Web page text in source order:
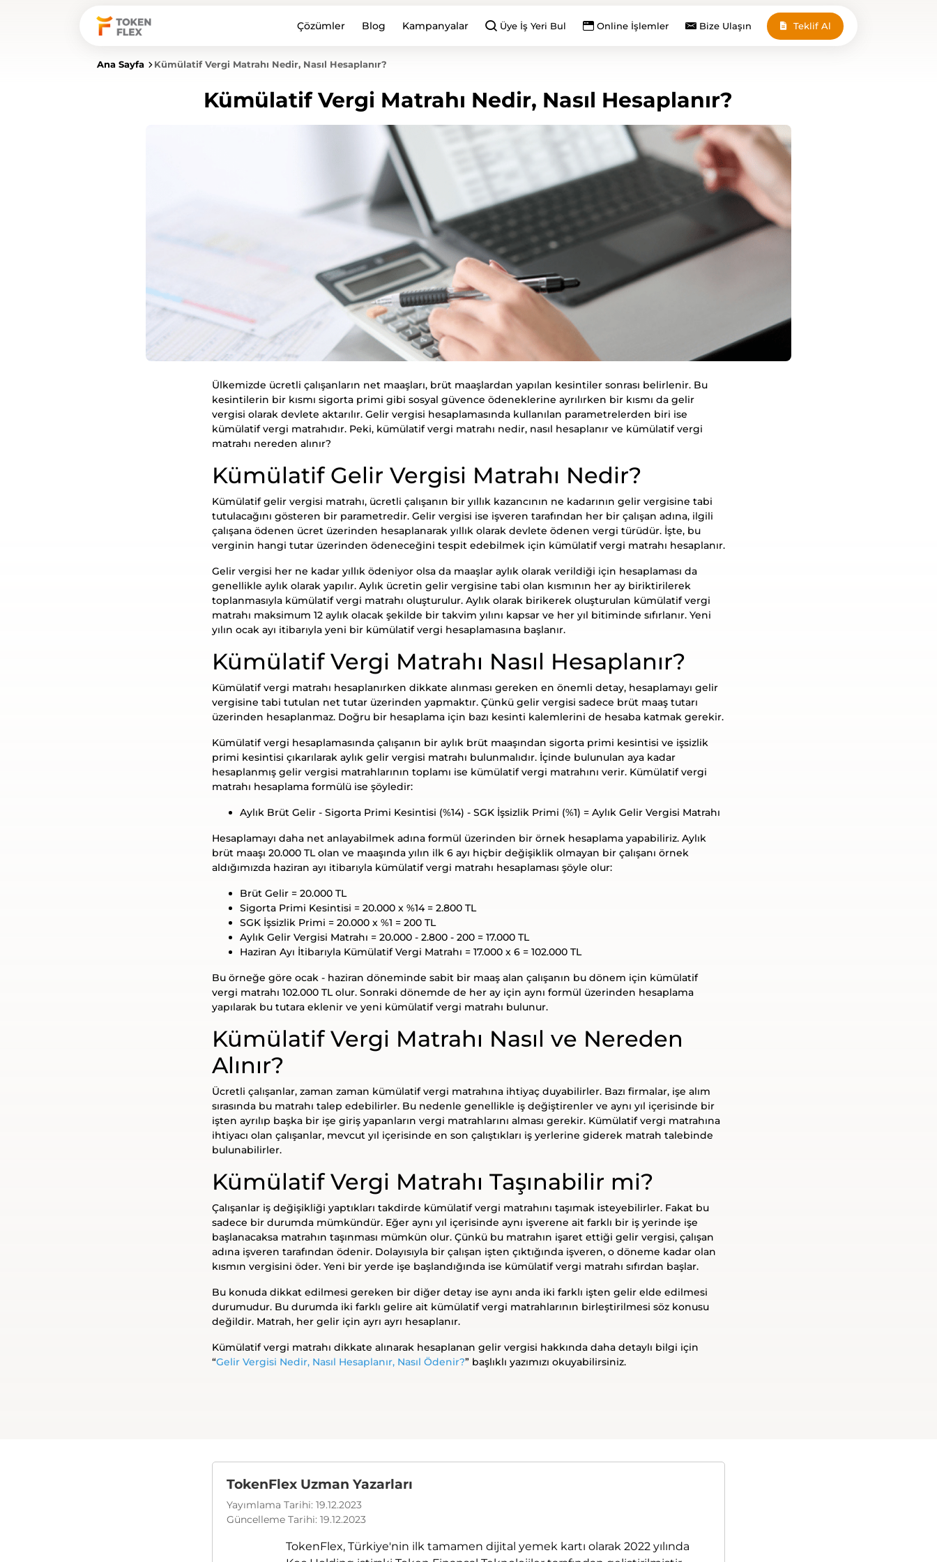
Çözümler Blog Kampanyalar Üye İş Yeri Bul Online İşlemler Bize Ulaşın Teklif Al
Ana Sayfa Kümülatif Vergi Matrahı Nedir, Nasıl Hesaplanır?
Kümülatif Vergi Matrahı Nedir, Nasıl Hesaplanır?
Ülkemizde ücretli çalışanların net maaşları, brüt maaşlardan yapılan kesintiler sonrası belirlenir. Bu
kesintilerin bir kısmı sigorta primi gibi sosyal güvence ödeneklerine ayrılırken bir kısmı da gelir
vergisi olarak devlete aktarılır. Gelir vergisi hesaplamasında kullanılan parametrelerden biri ise
kümülatif vergi matrahıdır. Peki, kümülatif vergi matrahı nedir, nasıl hesaplanır ve kümülatif vergi
matrahı nereden alınır?
Kümülatif Gelir Vergisi Matrahı Nedir?
Kümülatif gelir vergisi matrahı, ücretli çalışanın bir yıllık kazancının ne kadarının gelir vergisine tabi
tutulacağını gösteren bir parametredir. Gelir vergisi ise işveren tarafından her bir çalışan adına, ilgili
çalışana ödenen ücret üzerinden hesaplanarak yıllık olarak devlete ödenen vergi türüdür. İşte, bu
verginin hangi tutar üzerinden ödeneceğini tespit edebilmek için kümülatif vergi matrahı hesaplanır.
Gelir vergisi her ne kadar yıllık ödeniyor olsa da maaşlar aylık olarak verildiği için hesaplaması da
genellikle aylık olarak yapılır. Aylık ücretin gelir vergisine tabi olan kısmının her ay biriktirilerek
toplanmasıyla kümülatif vergi matrahı oluşturulur. Aylık olarak birikerek oluşturulan kümülatif vergi
matrahı maksimum 12 aylık olacak şekilde bir takvim yılını kapsar ve her yıl bitiminde sıfırlanır. Yeni
yılın ocak ayı itibarıyla yeni bir kümülatif vergi hesaplamasına başlanır.
Kümülatif Vergi Matrahı Nasıl Hesaplanır?
Kümülatif vergi matrahı hesaplanırken dikkate alınması gereken en önemli detay, hesaplamayı gelir
vergisine tabi tutulan net tutar üzerinden yapmaktır. Çünkü gelir vergisi sadece brüt maaş tutarı
üzerinden hesaplanmaz. Doğru bir hesaplama için bazı kesinti kalemlerini de hesaba katmak gerekir.
Kümülatif vergi hesaplamasında çalışanın bir aylık brüt maaşından sigorta primi kesintisi ve işsizlik
primi kesintisi çıkarılarak aylık gelir vergisi matrahı bulunmalıdır. İçinde bulunulan aya kadar
hesaplanmış gelir vergisi matrahlarının toplamı ise kümülatif vergi matrahını verir. Kümülatif vergi
matrahı hesaplama formülü ise şöyledir:
Aylık Brüt Gelir - Sigorta Primi Kesintisi (%14) - SGK İşsizlik Primi (%1) = Aylık Gelir Vergisi Matrahı
Hesaplamayı daha net anlayabilmek adına formül üzerinden bir örnek hesaplama yapabiliriz. Aylık
brüt maaşı 20.000 TL olan ve maaşında yılın ilk 6 ayı hiçbir değişiklik olmayan bir çalışanı örnek
aldığımızda haziran ayı itibarıyla kümülatif vergi matrahı hesaplaması şöyle olur:
Brüt Gelir = 20.000 TL
Sigorta Primi Kesintisi = 20.000 x %14 = 2.800 TL
SGK İşsizlik Primi = 20.000 x %1 = 200 TL
Aylık Gelir Vergisi Matrahı = 20.000 - 2.800 - 200 = 17.000 TL
Haziran Ayı İtibarıyla Kümülatif Vergi Matrahı = 17.000 x 6 = 102.000 TL
Bu örneğe göre ocak - haziran döneminde sabit bir maaş alan çalışanın bu dönem için kümülatif
vergi matrahı 102.000 TL olur. Sonraki dönemde de her ay için aynı formül üzerinden hesaplama
yapılarak bu tutara eklenir ve yeni kümülatif vergi matrahı bulunur.
Kümülatif Vergi Matrahı Nasıl ve Nereden
Alınır?
Ücretli çalışanlar, zaman zaman kümülatif vergi matrahına ihtiyaç duyabilirler. Bazı firmalar, işe alım
sırasında bu matrahı talep edebilirler. Bu nedenle genellikle iş değiştirenler ve aynı yıl içerisinde bir
işten ayrılıp başka bir işe giriş yapanların vergi matrahlarını alması gerekir. Kümülatif vergi matrahına
ihtiyacı olan çalışanlar, mevcut yıl içerisinde en son çalıştıkları iş yerlerine giderek matrah talebinde
bulunabilirler.
Kümülatif Vergi Matrahı Taşınabilir mi?
Çalışanlar iş değişikliği yaptıkları takdirde kümülatif vergi matrahını taşımak isteyebilirler. Fakat bu
sadece bir durumda mümkündür. Eğer aynı yıl içerisinde aynı işverene ait farklı bir iş yerinde işe
başlanacaksa matrahın taşınması mümkün olur. Çünkü bu matrahın işaret ettiği gelir vergisi, çalışan
adına işveren tarafından ödenir. Dolayısıyla bir çalışan işten çıktığında işveren, o döneme kadar olan
kısmın vergisini öder. Yeni bir yerde işe başlandığında ise kümülatif vergi matrahı sıfırdan başlar.
Bu konuda dikkat edilmesi gereken bir diğer detay ise aynı anda iki farklı işten gelir elde edilmesi
durumudur. Bu durumda iki farklı gelire ait kümülatif vergi matrahlarının birleştirilmesi söz konusu
değildir. Matrah, her gelir için ayrı ayrı hesaplanır.
Kümülatif vergi matrahı dikkate alınarak hesaplanan gelir vergisi hakkında daha detaylı bilgi için
“Gelir Vergisi Nedir, Nasıl Hesaplanır, Nasıl Ödenir?” başlıklı yazımızı okuyabilirsiniz.
TokenFlex Uzman Yazarları
Yayımlama Tarihi: 19.12.2023
Güncelleme Tarihi: 19.12.2023
TokenFlex, Türkiye'nin ilk tamamen dijital yemek kartı olarak 2022 yılında